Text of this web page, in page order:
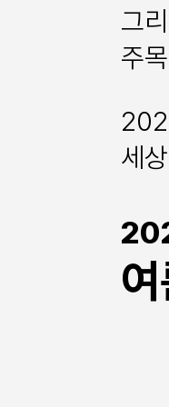
그
주
세